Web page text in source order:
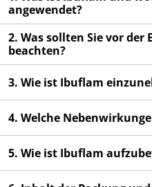
Dieses Arzneimittel
verschrieben. Geben
Es kann anderen
Wenn Sie
sich an Ihren Arzt
für Nebenwirkungen,
Packungsbeilage
angewendet?
2. Was sollten Sie vor
beachten?
3. Wie ist Ibuflam
4. Welche
5. Wie ist Ibuflam